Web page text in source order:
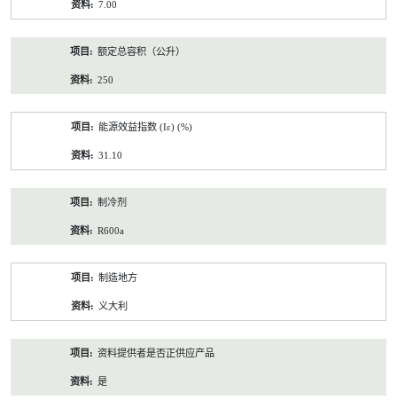
7.00
额定总容积（公升）
250
能源效益指数 (Iε) (%)
31.10
制冷剂
R600a
制造地方
义大利
资料提供者是否正供应产品
是